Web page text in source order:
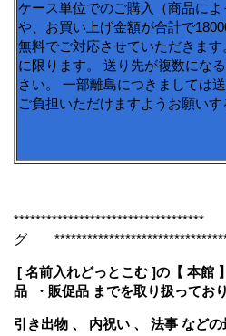
ケース単位でのご購入（商品によ
や、お買い上げ金額が合計で
無料でご対応させていただきま
に限ります。 送り先が複数にな
さい。 一部離島につきましては
ご負担いただけますようお願いす
グ
[ 名前入れどっとこむ ]の【 本館
品 ・販促品 までを取り扱っており
引き出物 、 内祝い 、 法事 などの